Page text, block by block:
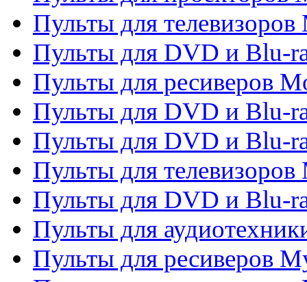
Пульты для
Пульты для DVD и Blu-
Пульты для ресиверов
Пульты для DVD и Blu-
Пульты для DVD и Blu-
Пульты для телевизоров
Пульты для DVD и Blu-
Пульты для
Пульты для ресиверов